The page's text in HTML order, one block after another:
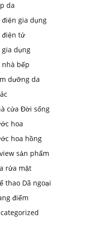
da
gia dụng
điện tử
dụng
nhà bếp
dưỡng da
cửa Đời sống
hoa
hoa hồng
sản phẩm
rửa mặt
thao Dã ngoại
điểm